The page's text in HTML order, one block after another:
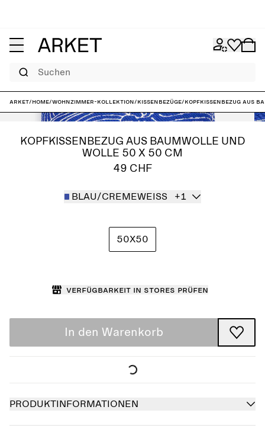
Suchen
ARKET/Home/Wohnzimmer-Kollektion/Kissenbezüge/Kopfkissenbezug aus
KOPFKISSENBEZUG AUS BAUMWOLLE UND
WOLLE 50 X 50 CM
49 CHF
BLAU/CREMEWEISS +1
50X50
Verfügbarkeit in Stores prüfen
In den Warenkorb
PRODUKTINFORMATIONEN